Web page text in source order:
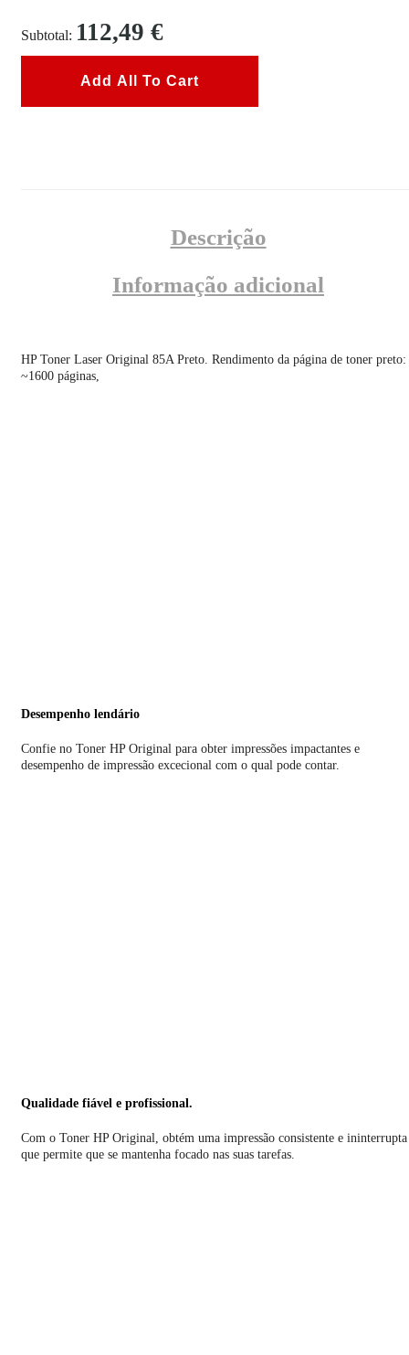
Subtotal: 112,49 €
Add All To Cart
Descrição
Informação adicional
HP Toner Laser Original 85A Preto. Rendimento da página de toner preto:
~1600 páginas,
Desempenho lendário
Confie no Toner HP Original para obter impressões impactantes e
desempenho de impressão excecional com o qual pode contar.
Qualidade fiável e profissional.
Com o Toner HP Original, obtém uma impressão consistente e ininterrupta
que permite que se mantenha focado nas suas tarefas.